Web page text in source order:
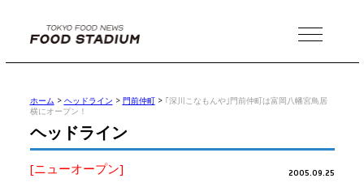
MENU
ホーム > ヘッドライン > 門前仲町> ｢深川こなもんや｣門前仲町は富岡八幡宮鳥居
横にオープン！
ヘッドライン
[ニューオープン] 2005.09.25